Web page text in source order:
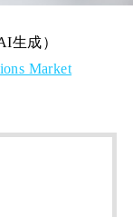
生成）
Market